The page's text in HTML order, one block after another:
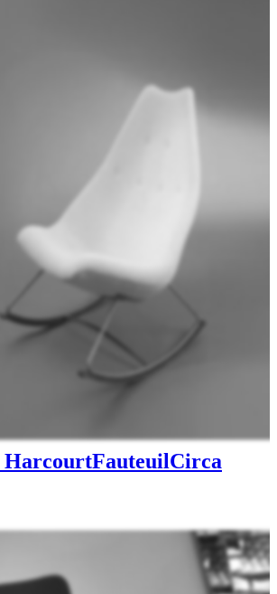
HarcourtFauteuilCirca